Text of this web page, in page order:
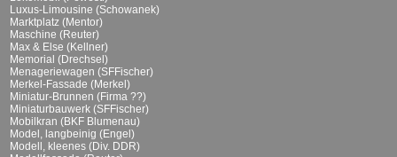
Luxus-Limousine (Schowanek)
Marktplatz (Mentor)
Maschine (Reuter)
Max & Else (Kellner)
Memorial (Drechsel)
Menageriewagen (SFFischer)
Merkel-Fassade (Merkel)
Miniatur-Brunnen (Firma ??)
Miniaturbauwerk (SFFischer)
Mobilkran (BKF Blumenau)
Model, langbeinig (Engel)
Modell, kleenes (Div. DDR)